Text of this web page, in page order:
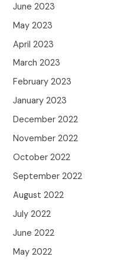
June 2023
May 2023
April 2023
March 2023
February 2023
January 2023
December 2022
November 2022
October 2022
September 2022
August 2022
July 2022
June 2022
May 2022